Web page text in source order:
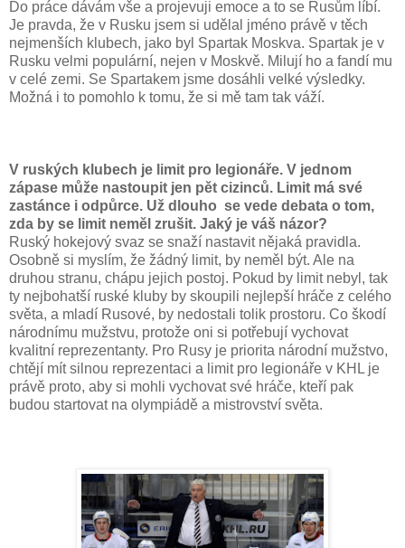
Do práce dávám vše a projevuji emoce a to se Rusům líbí.
Je pravda, že v Rusku jsem si udělal jméno právě v těch
nejmenších klubech, jako byl Spartak Moskva. Spartak je v
Rusku velmi populární, nejen v Moskvě. Milují ho a fandí mu
v celé zemi. Se Spartakem jsme dosáhli velké výsledky.
Možná i to pomohlo k tomu, že si mě tam tak váží.
V ruských klubech je limit pro legionáře. V jednom
zápase může nastoupit jen pět cizinců. Limit má své
zastánce i odpůrce. Už dlouho se vede debata o tom,
zda by se limit neměl zrušit. Jaký je váš názor?
Ruský hokejový svaz se snaží nastavit nějaká pravidla.
Osobně si myslím, že žádný limit, by neměl být. Ale na
druhou stranu, chápu jejich postoj. Pokud by limit nebyl, tak
ty nejbohatší ruské kluby by skoupili nejlepší hráče z celého
světa, a mladí Rusové, by nedostali tolik prostoru. Co škodí
národnímu mužstvu, protože oni si potřebují vychovat
kvalitní reprezentanty. Pro Rusy je priorita národní mužstvo,
chtějí mít silnou reprezentaci a limit pro legionáře v KHL je
právě proto, aby si mohli vychovat své hráče, kteří pak
budou startovat na olympiádě a mistrovství světa.